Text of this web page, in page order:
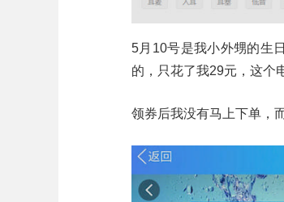
5月10号是我小外甥的生
的，只花了我29元，这个
领券后我没有马上下单，